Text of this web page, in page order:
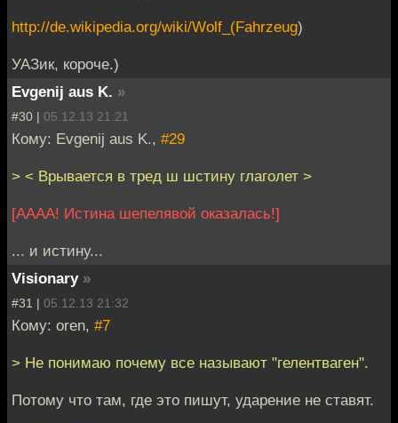
http://de.wikipedia.org/wiki/Wolf_(Fahrzeug)
УАЗик, короче.)
Evgenij aus K. »
#30 | 05.12.13 21:21
Кому: Evgenij aus K., #29
> < Врывается в тред ш шстину глаголет >
[АААА! Истина шепелявой оказалась!]
... и истину...
Visionary »
#31 | 05.12.13 21:32
Кому: oren, #7
> Не понимаю почему все называют "гелентваген".
Потому что там, где это пишут, ударение не ставят.